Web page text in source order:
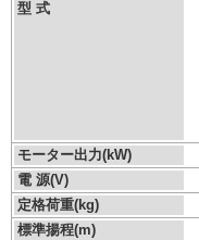
型 式
モーター出力(kW)
電 源(V)
定格荷重(kg)
標準揚程(m)